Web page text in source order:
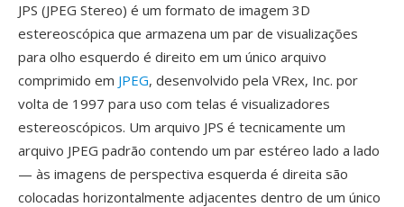
JPS (JPEG Stereo) é um formato de imagem 3D
estereoscópica que armazena um par de visualizações
para olho esquerdo é direito em um único arquivo
comprimido em JPEG, desenvolvido pela VRex, Inc. por
volta de 1997 para uso com telas é visualizadores
estereoscópicos. Um arquivo JPS é tecnicamente um
arquivo JPEG padrão contendo um par estéreo lado a lado
— às imagens de perspectiva esquerda é direita são
colocadas horizontalmente adjacentes dentro de um único